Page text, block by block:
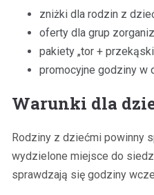
zniżki dla rodzin z
oferty dla grup
pakiety „tor +
promocyjne godziny w
Warunki dla
Rodziny z dziećmi powinny
wydzielone miejsce do
sprawdzają się godziny